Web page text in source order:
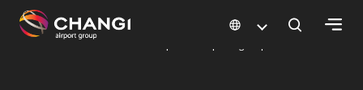
Changi Airport
Bersantap dan Belanja